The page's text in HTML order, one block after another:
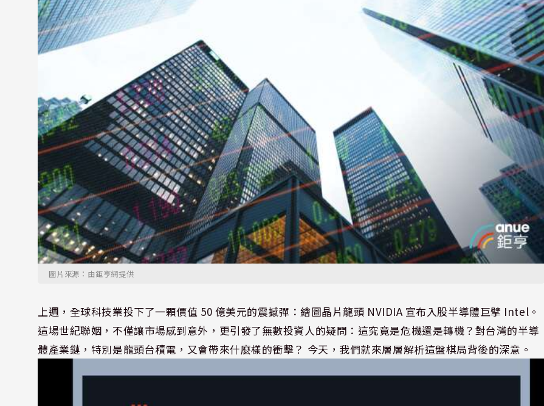
圖片來源：由鉅亨網提供
上週，全球科技業投下了一顆價值 50 億美元的震撼彈：繪圖晶片龍頭 NVIDIA 宣布入股半導體巨擘 Intel。
這場世紀聯姻，不僅讓市場感到意外，更引發了無數投資人的疑問：這究竟是危機還是轉機？對台灣的半導
體產業鏈，特別是龍頭台積電，又會帶來什麼樣的衝擊？ 今天，我們就來層層解析這盤棋局背後的深意。